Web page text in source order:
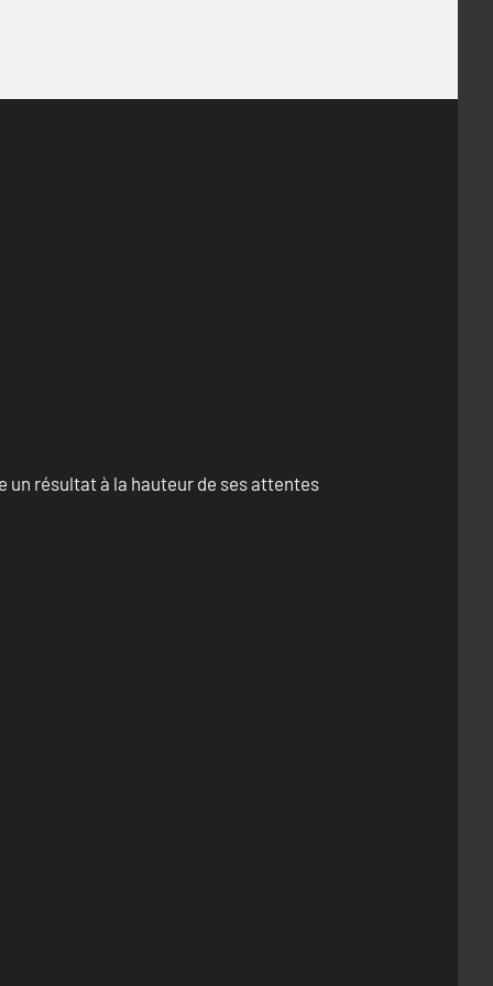
résultat à la hauteur de ses attentes